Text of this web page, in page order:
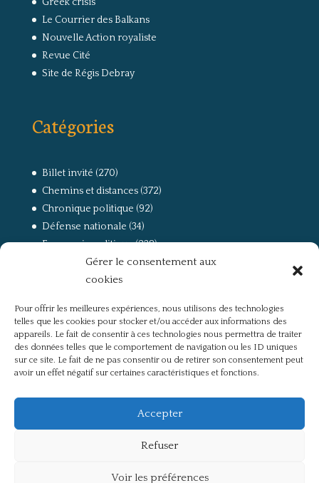
Gérer le consentement aux
cookies
Pour offrir les meilleures expériences, nous utilisons des technologies
telles que les cookies pour stocker et/ou accéder aux informations des
appareils. Le fait de consentir à ces technologies nous permettra de traiter
des données telles que le comportement de navigation ou les ID uniques
sur ce site. Le fait de ne pas consentir ou de retirer son consentement peut
avoir un effet négatif sur certaines caractéristiques et fonctions.
Accepter
Refuser
Voir les préférences
Greek crisis
Le Courrier des Balkans
Nouvelle Action royaliste
Revue Cité
Site de Régis Debray
Catégories
Billet invité (270)
Chemins et distances(372)
Chronique politique (92)
Défense nationale (34)
Economie politique(238)
(168)
La guerre, la Résistance et la Déportation
Non classé(42)
Partis politiques, intelligentsia, médias(750)
Présentation(4)
Références(57)